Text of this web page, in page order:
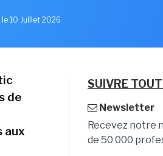
le 10 Juillet 2026
de
aux
SUIVRE
Newsletter
Recevez notre
de 50 000